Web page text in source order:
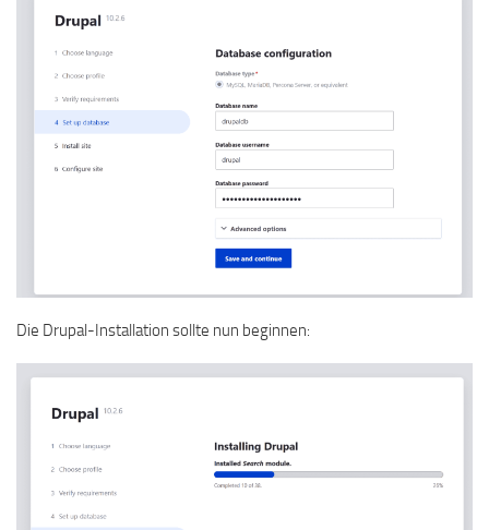
Die Drupal-Installation sollte nun beginnen: